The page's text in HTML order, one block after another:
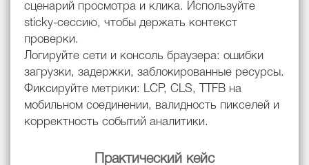
сценарий просмотра и клика. Используйте
sticky-сессию, чтобы держать контекст
проверки.
Логируйте сети и консоль браузера: ошибки
загрузки, задержки, заблокированные ресурсы.
Фиксируйте метрики: LCP, CLS, TTFB на
мобильном соединении, валидность пикселей и
корректность событий аналитики.
Практический кейс